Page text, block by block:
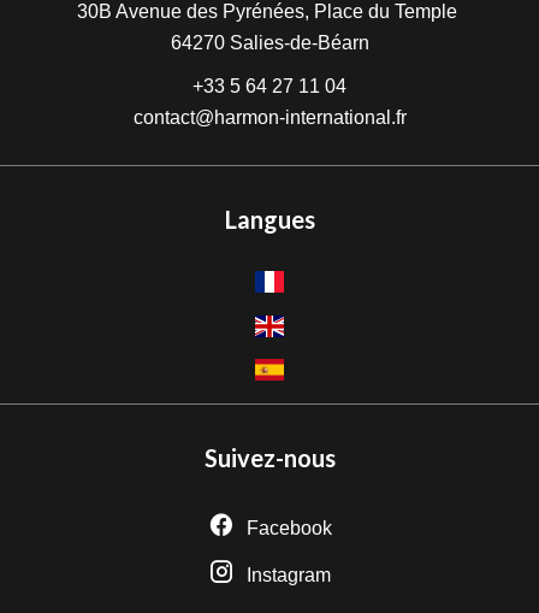
30B Avenue des Pyrénées, Place du Temple
64270 Salies-de-Béarn
+33 5 64 27 11 04
contact@harmon-international.fr
Langues
Suivez-nous
Facebook
Instagram